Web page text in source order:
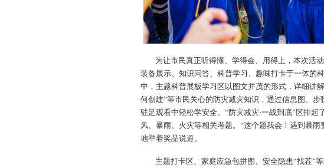
为让市民真正听得懂、学得会、用得上，本次活
装备展示、知识问答、科普学习、趣味打卡于一体的
中，主题科普展板学习区以图文并茂的形式，详细讲
何创建”等市民关心的防灾减灾知识，通过信息图、
驻足观看中轻松学安全。“防灾减灾·一战到底”区排
风、暴雨、火灾等相关考题。“这个题我会！遇到暴
地举着奖品说道。
主题打卡区、家庭应急包拼图、安全隐患“找茬”